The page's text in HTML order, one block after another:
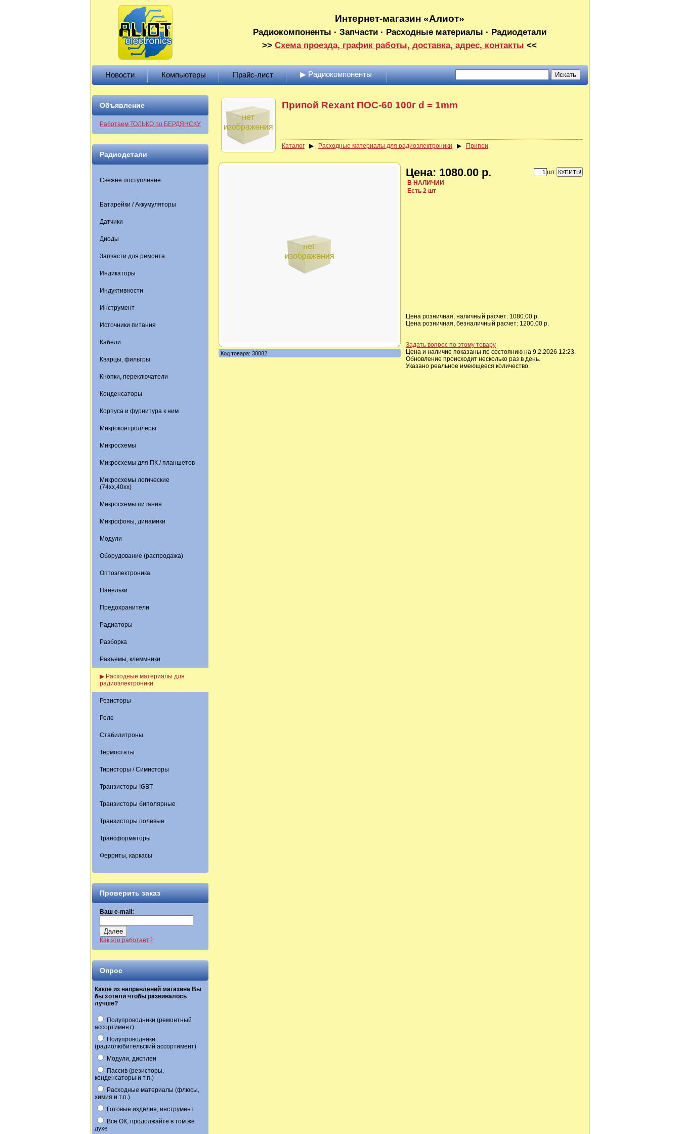
Интернет-магазин «Алиот»
Радиокомпоненты · Запчасти · Расходные материалы · Радиодетали
>> Схема проезда, график работы, доставка, адрес, контакты <<
Новости Компьютеры Прайс-лист ▶ Радиокомпоненты
Объявление
Работаем ТОЛЬКО по БЕРДЯНСКУ
Радиодетали
Свежее поступление
Батарейки / Аккумуляторы
Датчики
Диоды
Запчасти для ремонта
Индикаторы
Индуктивности
Инструмент
Источники питания
Кабели
Кварцы, фильтры
Кнопки, переключатели
Конденсаторы
Корпуса и фурнитура к ним
Микроконтроллеры
Микросхемы
Микросхемы для ПК / планшетов
Микросхемы логические
(74xx,40xx)
Микросхемы питания
Микрофоны, динамики
Модули
Оборудование (распродажа)
Оптоэлектроника
Панельки
Предохранители
Радиаторы
Разборка
Разъемы, клеммники
▶ Расходные материалы для
радиоэлектроники
Резисторы
Реле
Стабилитроны
Термостаты
Тиристоры / Симисторы
Транзисторы IGBT
Транзисторы биполярные
Транзисторы полевые
Трансформаторы
Ферриты, каркасы
Проверить заказ
Ваш e-mail:
Далее
Как это работает?
Опрос
Какое из направлений магазина Вы
бы хотели чтобы развивалось
лучше?
Полупроводники (ремонтный
ассортимент)
Полупроводники
(радиолюбительский ассортимент)
Модули, дисплеи
Пассив (резисторы,
конденсаторы и т.п.)
Расходные материалы (флюсы,
химия и т.п.)
Готовые изделия, инструмент
Все ОК, продолжайте в том же
духе
Припой Rexant ПОС-60 100г d = 1mm
Каталог ▶ Расходные материалы для радиоэлектроники ▶ Припои
Код товара: 38082
Цена: 1080.00 р.
В НАЛИЧИИ
Есть 2 шт
шт
Цена розничная, наличный расчет: 1080.00 р.
Цена розничная, безналичный расчет: 1200.00 р.
Задать вопрос по этому товару
Цена и наличие показаны по состоянию на 9.2.2026 12:23.
Обновление происходит несколько раз в день.
Указано реальное имеющееся количество.